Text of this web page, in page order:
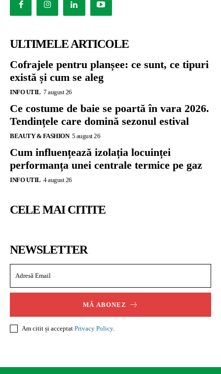
ULTIMELE ARTICOLE
Cofrajele pentru planșee: ce sunt, ce tipuri
există și cum se aleg
INFO UTIL 7 august 26
Ce costume de baie se poartă în vara 2026.
Tendințele care domină sezonul estival
BEAUTY & FASHION 5 august 26
Cum influențează izolația locuinței
performanța unei centrale termice pe gaz
INFO UTIL 4 august 26
CELE MAI CITITE
NEWSLETTER
MĂ ABONEZ
Am citit și acceptat Privacy Policy.